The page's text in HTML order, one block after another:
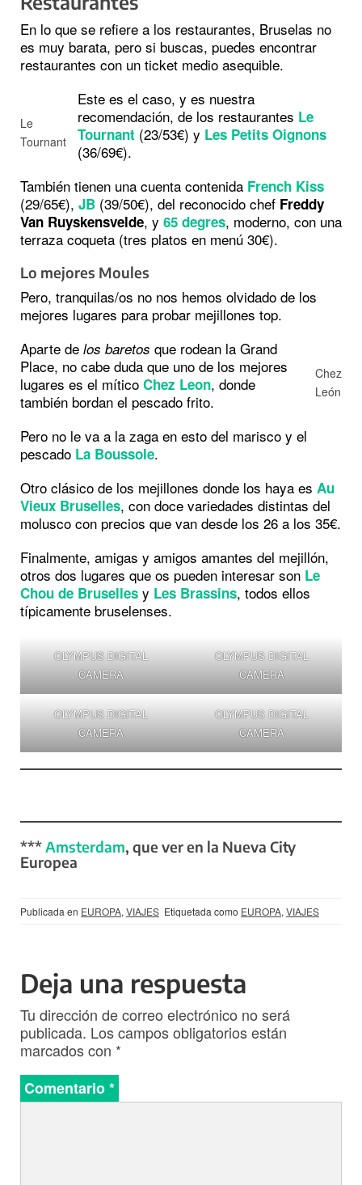
En lo que se refiere a los restaurantes, Bruselas no
es muy barata, pero si buscas, puedes encontrar
restaurantes con un ticket medio asequible.
Le
Tournant
Este es el caso, y es nuestra
recomendación, de los restaurantes Le
Tournant (23/53€) y Les Petits Oignons
(36/69€).
También tienen una cuenta contenida French Kiss
(29/65€), JB (39/50€), del reconocido chef Freddy
Van Ruyskensvelde, y 65 degres, moderno, con una
terraza coqueta (tres platos en menú 30€).
Lo mejores Moules
Pero, tranquilas/os no nos hemos olvidado de los
mejores lugares para probar mejillones top.
Chez
León
Aparte de los baretos que rodean la Grand
Place, no cabe duda que uno de los mejores
lugares es el mítico Chez Leon, donde
también bordan el pescado frito.
Pero no le va a la zaga en esto del marisco y el
pescado La Boussole.
Otro clásico de los mejillones donde los haya es Au
Vieux Bruselles, con doce variedades distintas del
molusco con precios que van desde los 26 a los 35€.
Finalmente, amigas y amigos amantes del mejillón,
otros dos lugares que os pueden interesar son Le
Chou de Bruselles y Les Brassins, todos ellos
típicamente bruselenses.
OLYMPUS DIGITAL
CAMERA
OLYMPUS DIGITAL
CAMERA
OLYMPUS DIGITAL
CAMERA
OLYMPUS DIGITAL
CAMERA
***Amsterdam, que ver en la Nueva City
Europea
Publicada en EUROPA, VIAJES Etiquetada como EUROPA, VIAJES
Deja una respuesta
Tu dirección de correo electrónico no será
publicada. Los campos obligatorios están
marcados con *
Comentario*